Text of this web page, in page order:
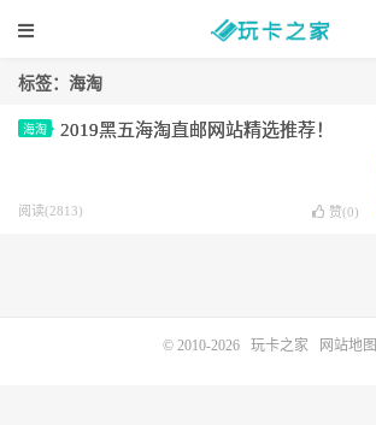
标签：海淘
海淘 2019黑五海淘直邮网站精选推荐！
阅读(2813) 赞(0)
© 2010-2026 玩卡之家 网站地图